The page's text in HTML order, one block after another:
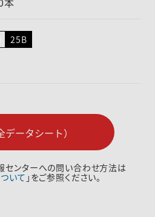
データシート）
ンターへの問い合わせ方法は
いて 」をご参照ください。
25B